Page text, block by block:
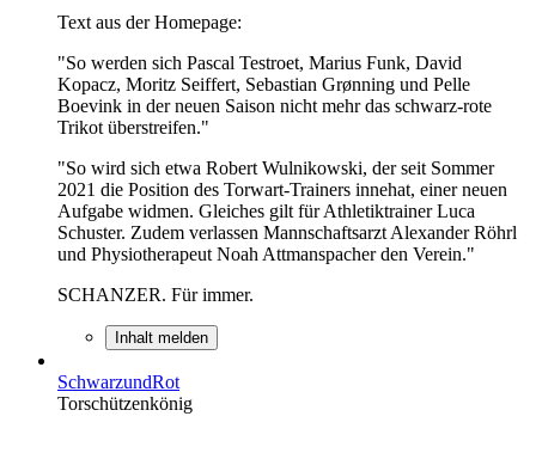
Text aus der Homepage:
"So werden sich Pascal Testroet, Marius Funk, David
Kopacz, Moritz Seiffert, Sebastian Grønning und Pelle
Boevink in der neuen Saison nicht mehr das schwarz-rote
Trikot überstreifen."
"So wird sich etwa Robert Wulnikowski, der seit Sommer
2021 die Position des Torwart-Trainers innehat, einer neuen
Aufgabe widmen. Gleiches gilt für Athletiktrainer Luca
Schuster. Zudem verlassen Mannschaftsarzt Alexander Röhrl
und Physiotherapeut Noah Attmanspacher den Verein."
SCHANZER. Für immer.
Inhalt melden
SchwarzundRot
Torschützenkönig